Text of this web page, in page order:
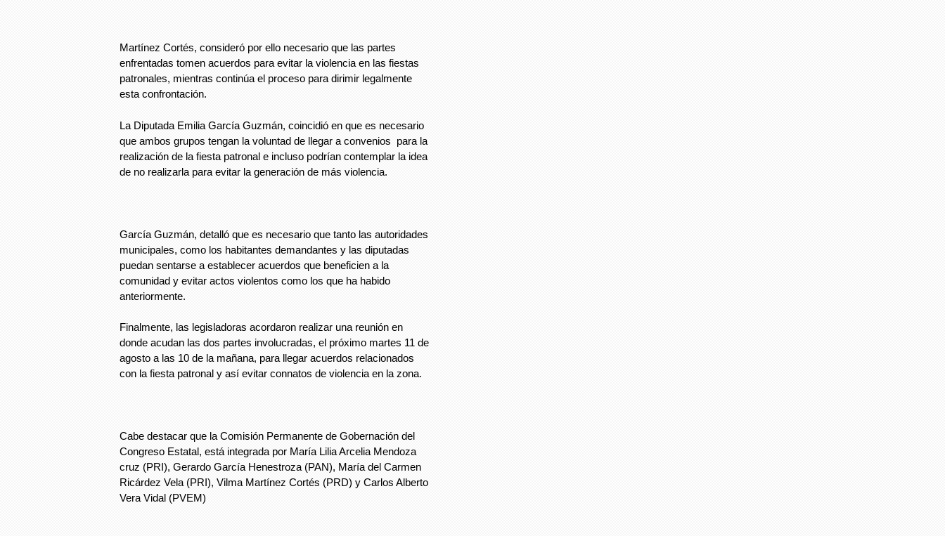
Martínez Cortés, consideró por ello necesario que las partes
enfrentadas tomen acuerdos para evitar la violencia en las fiestas
patronales, mientras continúa el proceso para dirimir legalmente
esta confrontación.
La Diputada Emilia García Guzmán, coincidió en que es necesario
que ambos grupos tengan la voluntad de llegar a convenios para la
realización de la fiesta patronal e incluso podrían contemplar la idea
de no realizarla para evitar la generación de más violencia.
García Guzmán, detalló que es necesario que tanto las autoridades
municipales, como los habitantes demandantes y las diputadas
puedan sentarse a establecer acuerdos que beneficien a la
comunidad y evitar actos violentos como los que ha habido
anteriormente.
Finalmente, las legisladoras acordaron realizar una reunión en
donde acudan las dos partes involucradas, el próximo martes 11 de
agosto a las 10 de la mañana, para llegar acuerdos relacionados
con la fiesta patronal y así evitar connatos de violencia en la zona.
Cabe destacar que la Comisión Permanente de Gobernación del
Congreso Estatal, está integrada por María Lilia Arcelia Mendoza
cruz (PRI), Gerardo García Henestroza (PAN), María del Carmen
Ricárdez Vela (PRI), Vilma Martínez Cortés (PRD) y Carlos Alberto
Vera Vidal (PVEM)